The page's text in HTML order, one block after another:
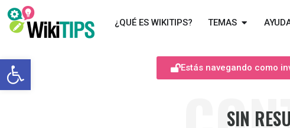
Abrir barra de herramientas
¿QUÉ ES WIKITIPS? TEMAS
Estás navegando como
SIN